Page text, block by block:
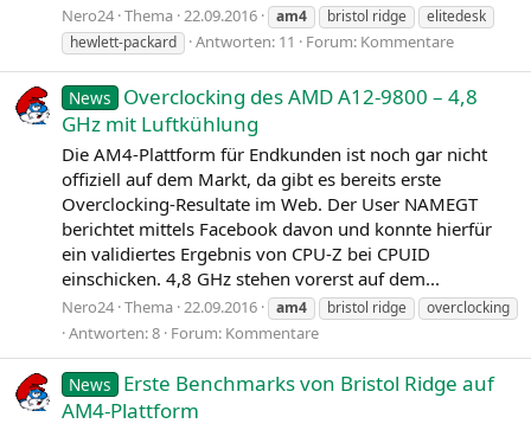
Nero24 Thema 22.09.2016 am4 bristol ridge
elitedesk
hewlett-packard
Antworten: 11 Forum: Kommentare
News
Overclocking des AMD A12-9800 – 4,8
GHz mit Luftkühlung
Die AM4-Plattform für Endkunden ist noch gar nicht
offiziell auf dem Markt, da gibt es bereits erste
Overclocking-Resultate im Web. Der User NAMEGT
berichtet mittels Facebook davon und konnte hierfür
ein validiertes Ergebnis von CPU‑Z bei CPUID
einschicken. 4,8 GHz stehen vorerst auf dem...
Nero24 Thema 22.09.2016 am4 bristol ridge overclocking
Antworten: 8 Forum: Kommentare
News
Erste Benchmarks von Bristol Ridge auf
AM4-Plattform